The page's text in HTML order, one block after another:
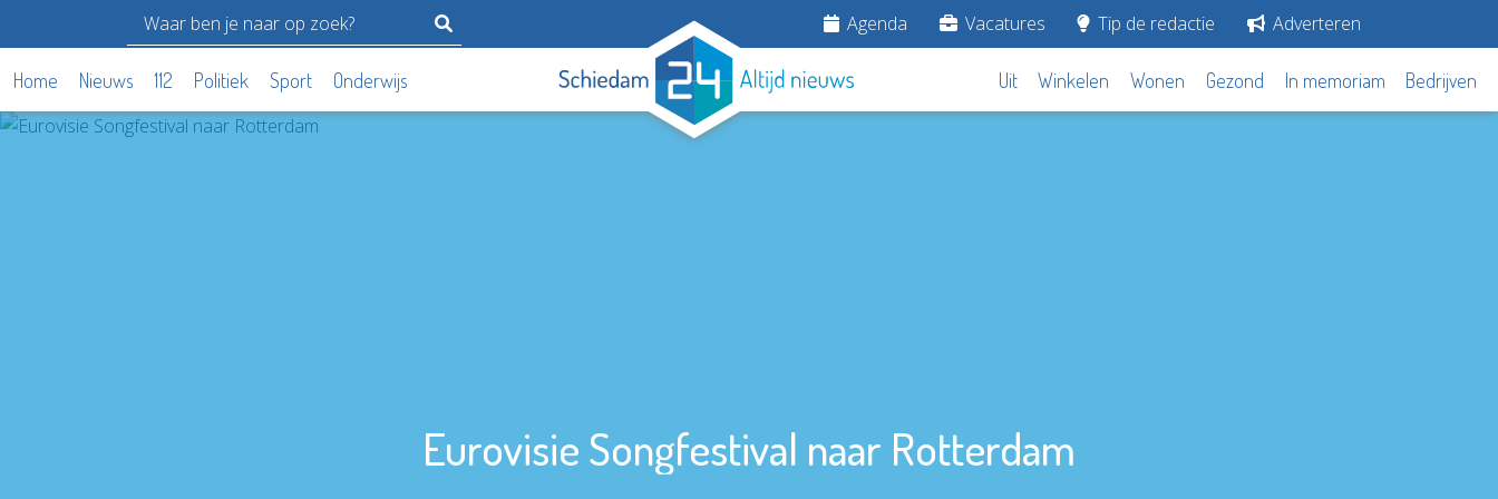
Agenda Vacatures Tip de redactie Adverteren
Home Nieuws 112 Politiek Sport Onderwijs Uit Winkelen Wonen Gezond In memoriam Bedrijven
Eurovisie Songfestival naar Rotterdam